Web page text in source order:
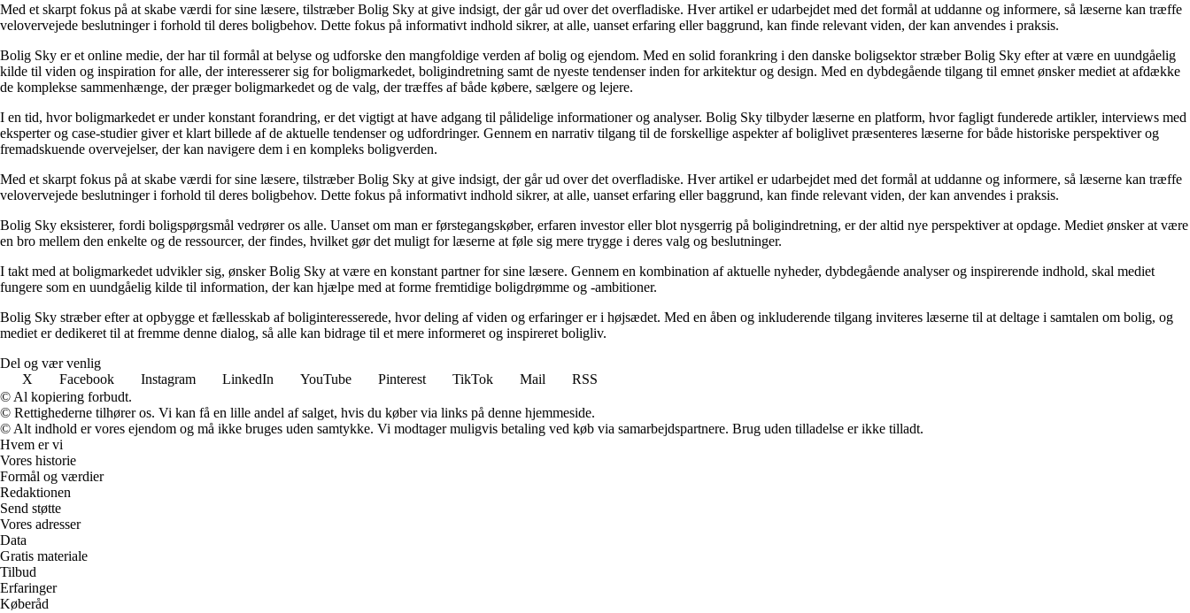
Med et skarpt fokus på at skabe værdi for sine læsere, tilstræber Bolig Sky at give indsigt, der går ud over det overfladiske. Hver artikel er udarbejdet med det formål at uddanne og informere, så læserne kan træffe
velovervejede beslutninger i forhold til deres boligbehov. Dette fokus på informativt indhold sikrer, at alle, uanset erfaring eller baggrund, kan finde relevant viden, der kan anvendes i praksis.
Bolig Sky er et online medie, der har til formål at belyse og udforske den mangfoldige verden af bolig og ejendom. Med en solid forankring i den danske boligsektor stræber Bolig Sky efter at være en uundgåelig
kilde til viden og inspiration for alle, der interesserer sig for boligmarkedet, boligindretning samt de nyeste tendenser inden for arkitektur og design. Med en dybdegående tilgang til emnet ønsker mediet at afdække
de komplekse sammenhænge, der præger boligmarkedet og de valg, der træffes af både købere, sælgere og lejere.
I en tid, hvor boligmarkedet er under konstant forandring, er det vigtigt at have adgang til pålidelige informationer og analyser. Bolig Sky tilbyder læserne en platform, hvor fagligt funderede artikler, interviews med
eksperter og case-studier giver et klart billede af de aktuelle tendenser og udfordringer. Gennem en narrativ tilgang til de forskellige aspekter af boliglivet præsenteres læserne for både historiske perspektiver og
fremadskuende overvejelser, der kan navigere dem i en kompleks boligverden.
Med et skarpt fokus på at skabe værdi for sine læsere, tilstræber Bolig Sky at give indsigt, der går ud over det overfladiske. Hver artikel er udarbejdet med det formål at uddanne og informere, så læserne kan træffe
velovervejede beslutninger i forhold til deres boligbehov. Dette fokus på informativt indhold sikrer, at alle, uanset erfaring eller baggrund, kan finde relevant viden, der kan anvendes i praksis.
Bolig Sky eksisterer, fordi boligspørgsmål vedrører os alle. Uanset om man er førstegangskøber, erfaren investor eller blot nysgerrig på boligindretning, er der altid nye perspektiver at opdage. Mediet ønsker at være
en bro mellem den enkelte og de ressourcer, der findes, hvilket gør det muligt for læserne at føle sig mere trygge i deres valg og beslutninger.
I takt med at boligmarkedet udvikler sig, ønsker Bolig Sky at være en konstant partner for sine læsere. Gennem en kombination af aktuelle nyheder, dybdegående analyser og inspirerende indhold, skal mediet
fungere som en uundgåelig kilde til information, der kan hjælpe med at forme fremtidige boligdrømme og -ambitioner.
Bolig Sky stræber efter at opbygge et fællesskab af boliginteresserede, hvor deling af viden og erfaringer er i højsædet. Med en åben og inkluderende tilgang inviteres læserne til at deltage i samtalen om bolig, og
mediet er dedikeret til at fremme denne dialog, så alle kan bidrage til et mere informeret og inspireret boligliv.
Del og vær venlig
X
Facebook Instagram LinkedIn YouTube Pinterest TikTok Mail
RSS
© Al kopiering forbudt.
© Rettighederne tilhører os. Vi kan få en lille andel af salget, hvis du køber via links på denne hjemmeside.
© Alt indhold er vores ejendom og må ikke bruges uden samtykke. Vi modtager muligvis betaling ved køb via samarbejdspartnere. Brug uden tilladelse er ikke tilladt.
Hvem er vi
Vores historie
Formål og værdier
Redaktionen
Send støtte
Vores adresser
Data
Gratis materiale
Tilbud
Erfaringer
Køberåd